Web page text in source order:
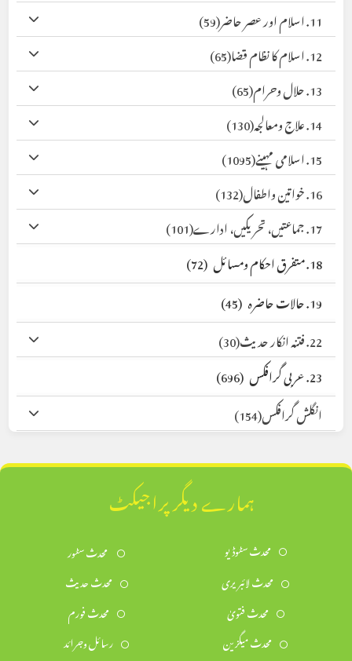
11. اسلام اور عصر حاضر
(59)
12. اسلام کا نظام قضا
(65)
13. حلال وحرام
(65)
14. علاج ومعالجہ
(130)
15. اسلامی مہینے
(1095)
16. خواتین واطفال
(132)
17. جماعتیں، تحریکیں، ادارے
(101)
18. متفرق احکام ومسائل
(72)
19. حالات حاضرہ
(45)
22. فتنہ انکار حدیث
(30)
23. عربی گرافکس
(696)
انگلش گرافکس(154)
ہمارے دیگر پراجیکٹ
محدث سٹوڈیو
محدث سٹور
محدث لائبریری
محدث حدیث
محدث فتویٰ
محدث فورم
محدث میگزین
رسائل وجرائد